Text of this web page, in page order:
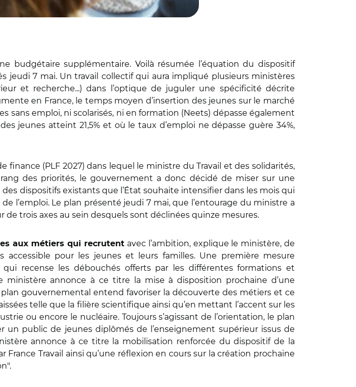
budgétaire supplémentaire. Voilà résumée l’équation du dispositif
jeudi 7 mai. Un travail collectif qui aura impliqué plusieurs ministères
et recherche...) dans l’optique de juguler une spécificité décrite
en France, le temps moyen d’insertion des jeunes sur le marché
sans emploi, ni scolarisés, ni en formation (Neets) dépasse également
jeunes atteint 21,5% et où le taux d’emploi ne dépasse guère 34%,
(PLF 2027) dans lequel le ministre du Travail et des solidarités,
des priorités, le gouvernement a donc décidé de miser sur une
dispositifs existants que l’État souhaite intensifier dans les mois qui
l’emploi. Le plan présenté jeudi 7 mai, que l’entourage du ministre a
de trois axes au sein desquels sont déclinées quinze mesures.
aux métiers qui recrutent avec l’ambition, explique le ministère, de
accessible pour les jeunes et leurs familles. Une première mesure
recense les débouchés offerts par les différentes formations et
ministère annonce à ce titre la mise à disposition prochaine d’une
gouvernemental entend favoriser la découverte des métiers et ce
telle que la filière scientifique ainsi qu’en mettant l’accent sur les
ou encore le nucléaire. Toujours s’agissant de l’orientation, le plan
public de jeunes diplômés de l’enseignement supérieur issus de
annonce à ce titre la mobilisation renforcée du dispositif de la
Travail ainsi qu’une réflexion en cours sur la création prochaine